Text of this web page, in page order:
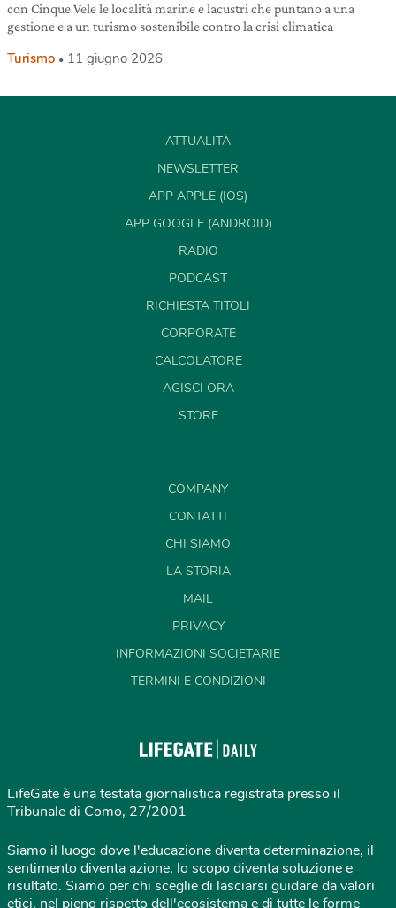
con Cinque Vele le località marine e lacustri che puntano a una
gestione e a un turismo sostenibile contro la crisi climatica
Turismo 11 giugno 2026
ATTUALITÀ
NEWSLETTER
APP APPLE (IOS)
APP GOOGLE (ANDROID)
RADIO
PODCAST
RICHIESTA TITOLI
CORPORATE
CALCOLATORE
AGISCI ORA
STORE
COMPANY
CONTATTI
CHI SIAMO
LA STORIA
MAIL
PRIVACY
INFORMAZIONI SOCIETARIE
TERMINI E CONDIZIONI
LifeGate è una testata giornalistica registrata presso il
Tribunale di Como, 27/2001
Siamo il luogo dove l'educazione diventa determinazione, il
sentimento diventa azione, lo scopo diventa soluzione e
risultato. Siamo per chi sceglie di lasciarsi guidare da valori
etici, nel pieno rispetto dell'ecosistema e di tutte le forme